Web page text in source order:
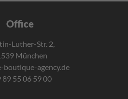
Office
Luther-Str. 2,
München
boutique-agency.de
89 55 06 59 00